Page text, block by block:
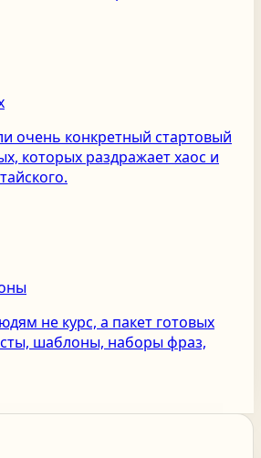
очень конкретный стартовый
которых раздражает хаос и
не курс, а пакет готовых
шаблоны, наборы фраз,